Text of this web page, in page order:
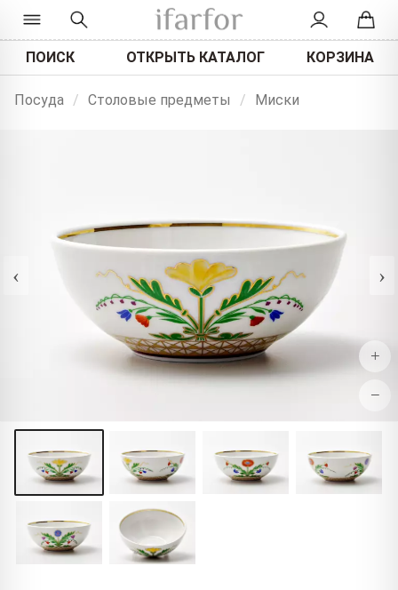
ПОИСК ОТКРЫТЬ КАТАЛОГ КОРЗИНА
Посуда / Столовые предметы / Миски
‹ ›
+
−